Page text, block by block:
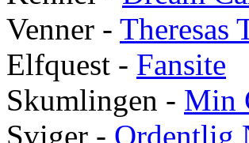
Venner - Theresas
Elfquest - Fansite
Skumlingen - Min
Sviger - Ordentlig